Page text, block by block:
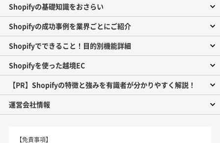
Shopifyの基礎知識をおさらい
Shopifyの成功事例を業界ごとにご紹介
Shopifyでできること！目的別機能詳細
Shopifyを使った越境EC
【PR】Shopifyの特徴と強みを有識者が分かりやすく解説！
運営会社情報
【免責事項】